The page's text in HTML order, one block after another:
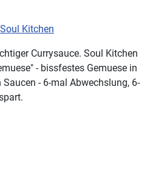
Kitchen
Currysauce. Soul Kitchen
- bissfestes Gemuese in
- 6-mal Abwechslung, 6-